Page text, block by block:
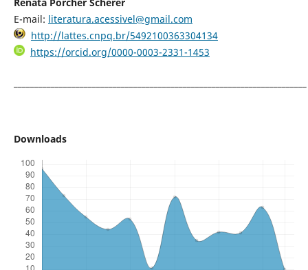
E-mail: literatura.acessivel@gmail.com
http://lattes.cnpq.br/5492100363304134
https://orcid.org/0000-0003-2331-1453
Downloads